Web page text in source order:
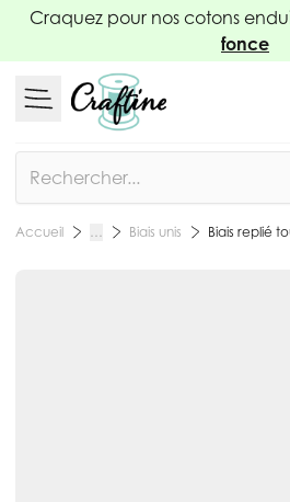
Allez au contenu
Craquez pour nos cotons
fonce
Accueil … Biais unis